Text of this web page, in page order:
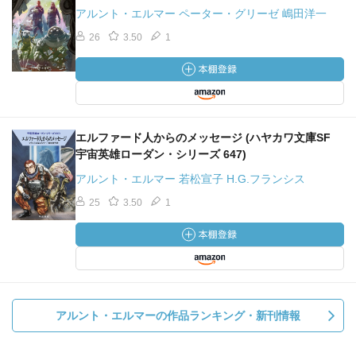
アルント・エルマー ペーター・グリーゼ 嶋田洋一
26 3.50 1
エルファード人からのメッセージ (ハヤカワ文庫SF
宇宙英雄ローダン・シリーズ 647)
アルント・エルマー 若松宣子 H.G.フランシス
25 3.50 1
アルント・エルマーの作品ランキング・新刊情報